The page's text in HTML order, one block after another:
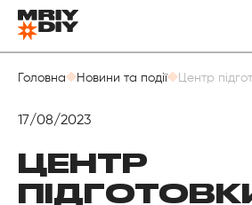
Назад
Головна Новини та події Центр
17/08/2023
ЦЕНТР